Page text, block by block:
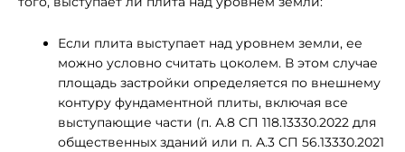
Если плита выступает над уровнем земли, ее
можно условно считать цоколем. В этом случае
площадь застройки определяется по внешнему
контуру фундаментной плиты, включая все
выступающие части (п. А.8 СП 118.13330.2022 для
общественных зданий или п. А.3 СП 56.13330.2021